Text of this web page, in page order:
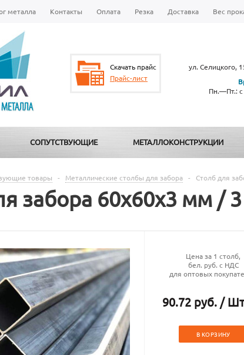
металла Контакты Оплата Резка Доставка Вес
Скачать прайс
Прайс-лист
ул. Селицкого,
Пн.—Пт.: с
СОПУТСТВУЮЩИЕ МЕТАЛЛОКОНСТРУКЦИИ
товары - Металлические столбы для забора - Столб для
забора 60х60х3 мм /
Цена за 1 столб,
бел. руб. с НДС
для оптовых
90.72 руб. /
В КОРЗИНУ